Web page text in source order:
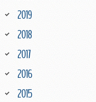
2019
2018
2017
2016
2015